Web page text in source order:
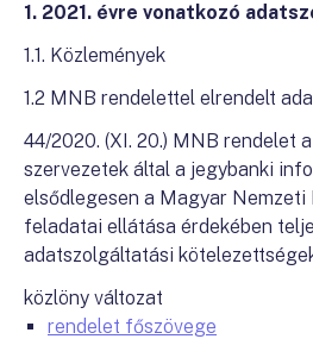
1. 2021. évre vonatkozó
1.1. Közlemények
1.2 MNB rendelettel elrendelt
44/2020. (XI. 20.) MNB rendelet
szervezetek által a jegybanki
elsődlegesen a Magyar
feladatai ellátása érdekében
adatszolgáltatási
közlöny változat
rendelet főszövege